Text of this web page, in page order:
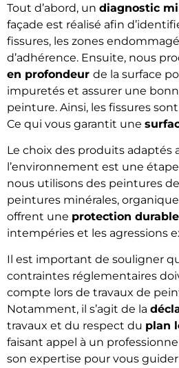
Tout d’abord, un diagnostic
façade est réalisé afin
fissures, les zones
d’adhérence. Ensuite, nous
en profondeur de la surface
impuretés et assurer une
peinture. Ainsi, les fissures
Ce qui vous garantit une
Le choix des produits adaptés
l’environnement est une
nous utilisons des peintures
peintures minérales,
offrent une protection durable
intempéries et les agressions
Il est important de souligner
contraintes réglementaires
compte lors de travaux de
Notamment, il s’agit de la
travaux et du respect du plan
faisant appel à un
son expertise pour vous